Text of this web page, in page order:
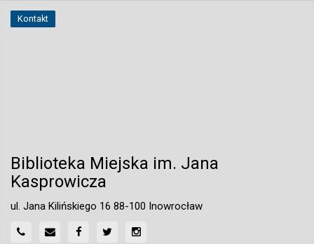
Kontakt
Biblioteka Miejska im. Jana
Kasprowicza
ul. Jana Kilińskiego 16 88-100 Inowrocław